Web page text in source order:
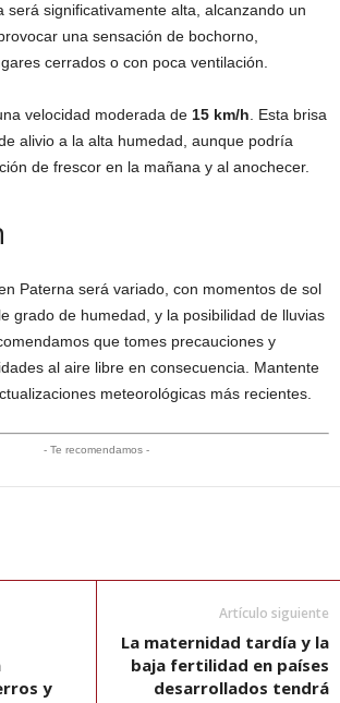
será significativamente alta, alcanzando un
una sensación de bochorno,
cerrados o con poca ventilación.
velocidad moderada de 15 km/h. Esta brisa
alivio a la alta humedad, aunque podría
de frescor en la mañana y al anochecer.
Paterna será variado, con momentos de sol
grado de humedad, y la posibilidad de lluvias
que tomes precauciones y
al aire libre en consecuencia. Mantente
meteorológicas más recientes.
- Te recomendamos -
y
Artículo siguiente
La maternidad tardía y la
baja fertilidad en países
desarrollados tendrá